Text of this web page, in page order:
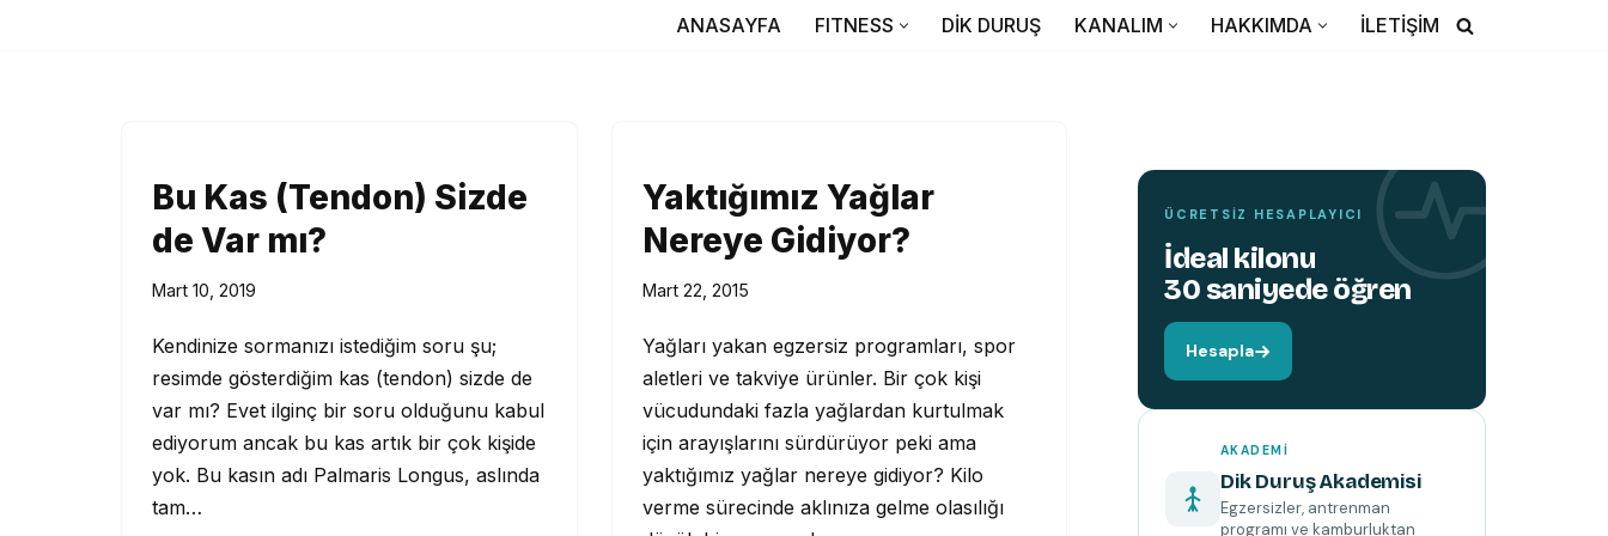
ANASAYFA FITNESS DİK DURUŞ KANALIM HAKKIMDA İLETİŞİM
Bu Kas (Tendon) Sizde
de Var mı?
Mart 10, 2019
Kendinize sormanızı istediğim soru şu;
resimde gösterdiğim kas (tendon) sizde de
var mı? Evet ilginç bir soru olduğunu kabul
ediyorum ancak bu kas artık bir çok kişide
yok. Bu kasın adı Palmaris Longus, aslında
tam…
Yaktığımız Yağlar
Nereye Gidiyor?
Mart 22, 2015
Yağları yakan egzersiz programları, spor
aletleri ve takviye ürünler. Bir çok kişi
vücudundaki fazla yağlardan kurtulmak
için arayışlarını sürdürüyor peki ama
yaktığımız yağlar nereye gidiyor? Kilo
verme sürecinde aklınıza gelme olasılığı
TEMIN ETMEK İÇIN TIKLAYIN
ÜCRETSIZ HESAPLAYICI
İdeal kilonu
30 saniyede öğren
Hesapla
AKADEMI
Dik Duruş Akademisi
Egzersizler, antrenman
programı ve kamburluktan